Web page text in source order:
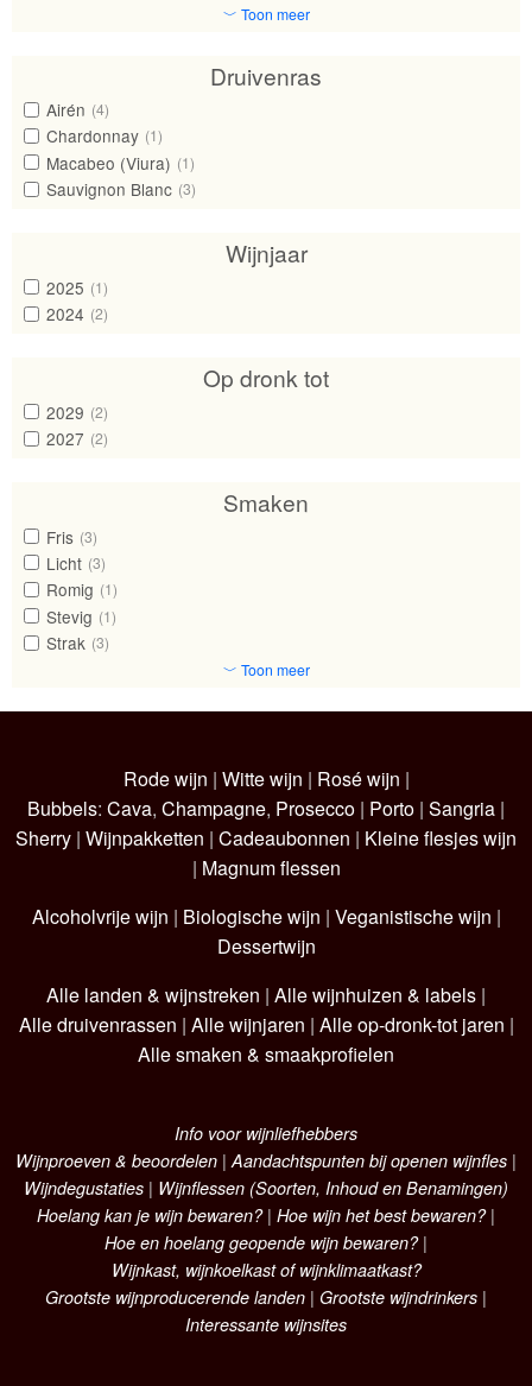
﹀ Toon meer
Druivenras
Airén (4)
Chardonnay (1)
Macabeo (Viura) (1)
Sauvignon Blanc (3)
Wijnjaar
2025 (1)
2024 (2)
Op dronk tot
2029 (2)
2027 (2)
Smaken
Fris (3)
Licht (3)
Romig (1)
Stevig (1)
Strak (3)
﹀ Toon meer
Rode wijn | Witte wijn | Rosé wijn |
Bubbels: Cava, Champagne, Prosecco | Porto | Sangria |
Sherry | Wijnpakketten | Cadeaubonnen | Kleine flesjes wijn
| Magnum flessen
Alcoholvrije wijn | Biologische wijn | Veganistische wijn |
Dessertwijn
Alle landen & wijnstreken | Alle wijnhuizen & labels |
Alle druivenrassen | Alle wijnjaren | Alle op-dronk-tot jaren |
Alle smaken & smaakprofielen
Info voor wijnliefhebbers
Wijnproeven & beoordelen |Aandachtspunten bij openen wijnfles |
Wijndegustaties | Wijnflessen (Soorten, Inhoud en Benamingen)
Hoelang kan je wijn bewaren?| Hoe wijn het best bewaren?|
Hoe en hoelang geopende wijn bewaren?|
Wijnkast, wijnkoelkast of wijnklimaatkast?
Grootste wijnproducerende landen | Grootste wijndrinkers |
Interessante wijnsites